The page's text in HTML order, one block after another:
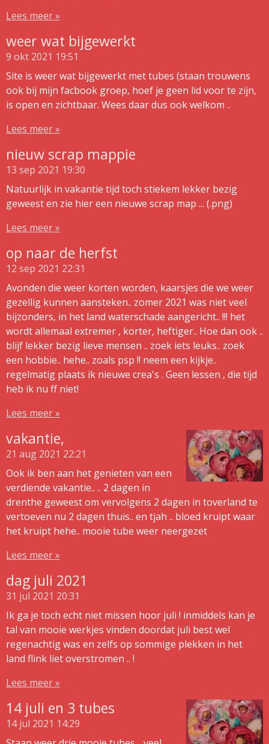
Lees meer »
weer wat bijgewerkt
9 okt 2021 19:51
Site is weer wat bijgewerkt met tubes (staan trouwens
ook bij mijn facbook groep, hoef je geen lid voor te zijn,
is open en zichtbaar. Wees daar dus ook welkom ..
Lees meer »
nieuw scrap mappie
13 sep 2021 19:30
Natuurlijk in vakantie tijd toch stiekem lekker bezig
geweest en zie hier een nieuwe scrap map ... (.png)
Lees meer »
op naar de herfst
12 sep 2021 22:31
Avonden die weer korten worden, kaarsjes die we weer
gezellig kunnen aansteken.. zomer 2021 was niet veel
bijzonders, in het land waterschade aangericht.. !!! het
wordt allemaal extremer , korter, heftiger.. Hoe dan ook ..
blijf lekker bezig lieve mensen .. zoek iets leuks.. zoek
een hobbie.. hehe.. zoals psp !! neem een kijkje..
regelmatig plaats ik nieuwe crea's . Geen lessen , die tijd
heb ik nu ff niet!
Lees meer »
vakantie,
21 aug 2021 22:21
Ook ik ben aan het genieten van een
verdiende vakantie.. .. 2 dagen in
drenthe geweest om vervolgens 2 dagen in toverland te
vertoeven nu 2 dagen thuis.. en tjah .. bloed kruipt waar
het kruipt hehe.. mooie tube weer neergezet
Lees meer »
dag juli 2021
31 jul 2021 20:31
Ik ga je toch echt niet missen hoor juli ! inmiddels kan je
tal van mooie werkjes vinden doordat juli best wel
regenachtig was en zelfs op sommige plekken in het
land flink liet overstromen .. !
Lees meer »
14 juli en 3 tubes
14 jul 2021 14:29